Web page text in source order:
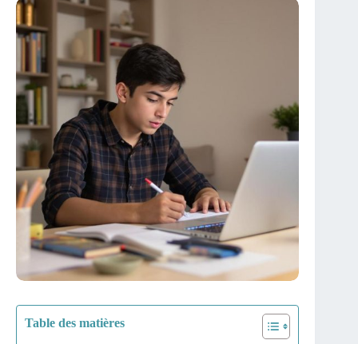
Table des matières